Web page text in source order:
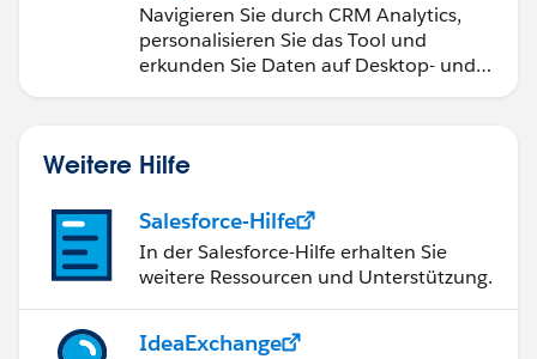
Navigieren Sie durch CRM Analytics,
personalisieren Sie das Tool und
erkunden Sie Daten auf Desktop- und
Weitere Hilfe
Salesforce-Hilfe
In der Salesforce-Hilfe erhalten Sie
weitere Ressourcen und Unterstützung.
IdeaExchange